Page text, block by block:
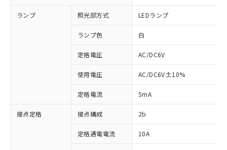
ランプ 照光部方式 LEDランプ
ランプ色 白
定格電圧 AC/DC6V
使用電圧 AC/DC6V±10%
定格電流 5mA
接点定格 接点構成 2b
定格通電電流 10A
ご利用条件
以下の条件をお読みいただき、同意のうえ
ご利用ください。
商品の当社在庫状況および標準価格
(税抜)を提供させていただくもので
対応済み：EU RoHS指令（10物質）の
非含有に対応した製品が提供可能な商品で
対応予定：EU RoHS指令（10物質）の非含
有に対応した製品に切り替える予定のある
対応予定なし：EU RoHS指令（10物質）の
非含有に非対応の商品で、対応品を出す予
定はありません。
調査・確認中：EU RoHS指令（10物質）の
非含有の対応状況を調査中または確認中の
非該当品：ライセンス料など無形物で、有
害物質有無と関係のない商品です。
※1 中国RoHS○×表
「○」：最大均質材料含有率が中国RoHSの
基準値以下であることを示します。